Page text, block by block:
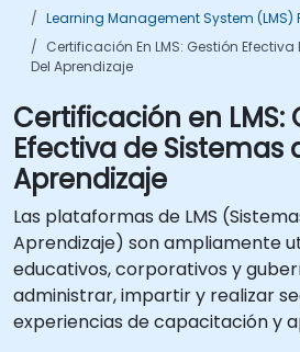
Learning Management System (LMS)
Certificación En LMS: Gestión
Del Aprendizaje
Certificación en LMS:
Efectiva de Sistemas
Aprendizaje
Las plataformas de LMS
Aprendizaje) son ampliamente
educativos, corporativos y
administrar, impartir y realizar
experiencias de capacitación y